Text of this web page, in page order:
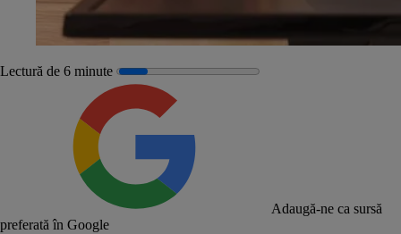
Lectură de 6 minute
Adaugă-ne ca sursă
preferată în Google